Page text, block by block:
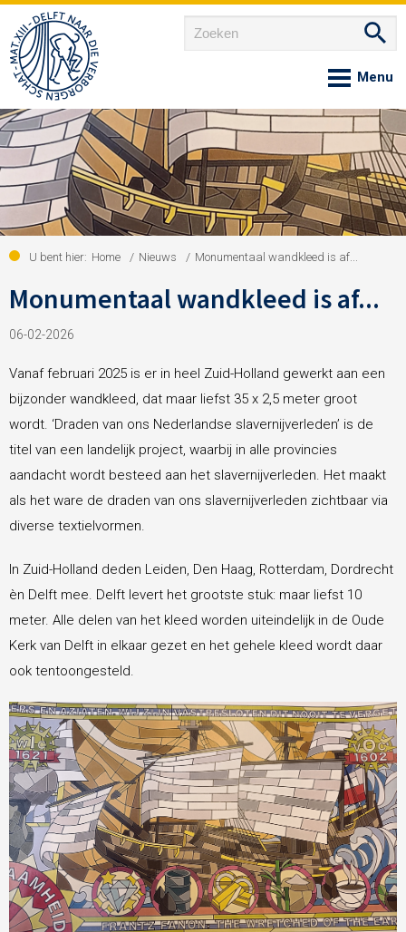
Home
Over ons
Nieuws
Onze gemeenschappen
Diaconie
CityKerk
Geldzaken
Kerkdiensten
U bent hier: Home / Nieuws / Monumentaal wandkleed is af...
Monumentaal wandkleed is af...
06-02-2026
Vanaf februari 2025 is er in heel Zuid-Holland gewerkt aan een
bijzonder wandkleed, dat maar liefst 35 x 2,5 meter groot
wordt. ‘Draden van ons Nederlandse slavernijverleden’ is de
titel van een landelijk project, waarbij in alle provincies
aandacht wordt besteed aan het slavernijverleden. Het maakt
als het ware de draden van ons slavernijverleden zichtbaar via
diverse textielvormen.
In Zuid-Holland deden Leiden, Den Haag, Rotterdam, Dordrecht
èn Delft mee. Delft levert het grootste stuk: maar liefst 10
meter. Alle delen van het kleed worden uiteindelijk in de Oude
Kerk van Delft in elkaar gezet en het gehele kleed wordt daar
ook tentoongesteld.